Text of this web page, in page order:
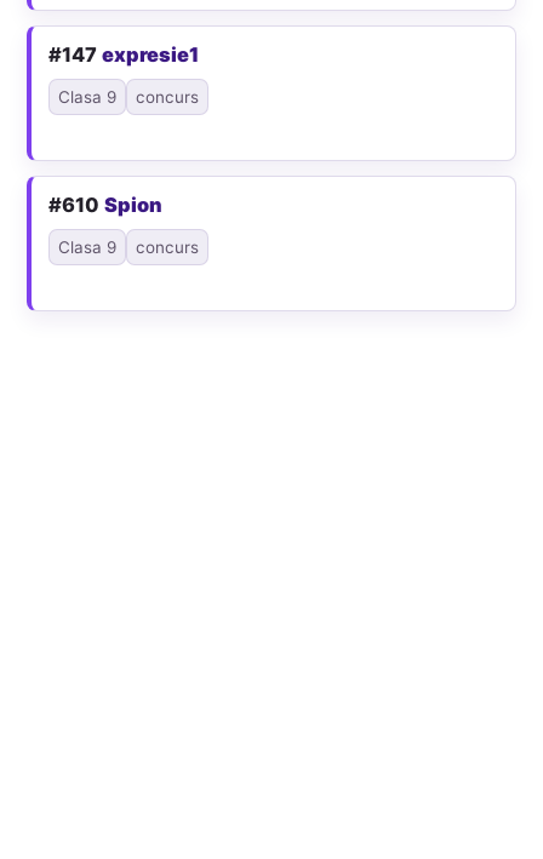
#147expresie1
Clasa 9 concurs
#610Spion
Clasa 9 concurs